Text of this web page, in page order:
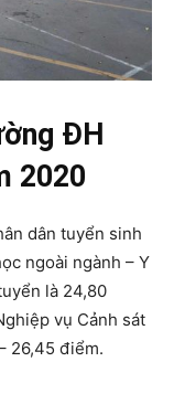
ĐH
2020
dân tuyển sinh
ngoài ngành – Y
là 24,80
vụ Cảnh sát
26,45 điểm.